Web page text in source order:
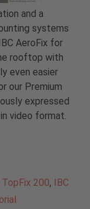
and a
systems
AeroFix for
rooftop with
even easier
our Premium
expressed
video format.
TopFix 200, IBC